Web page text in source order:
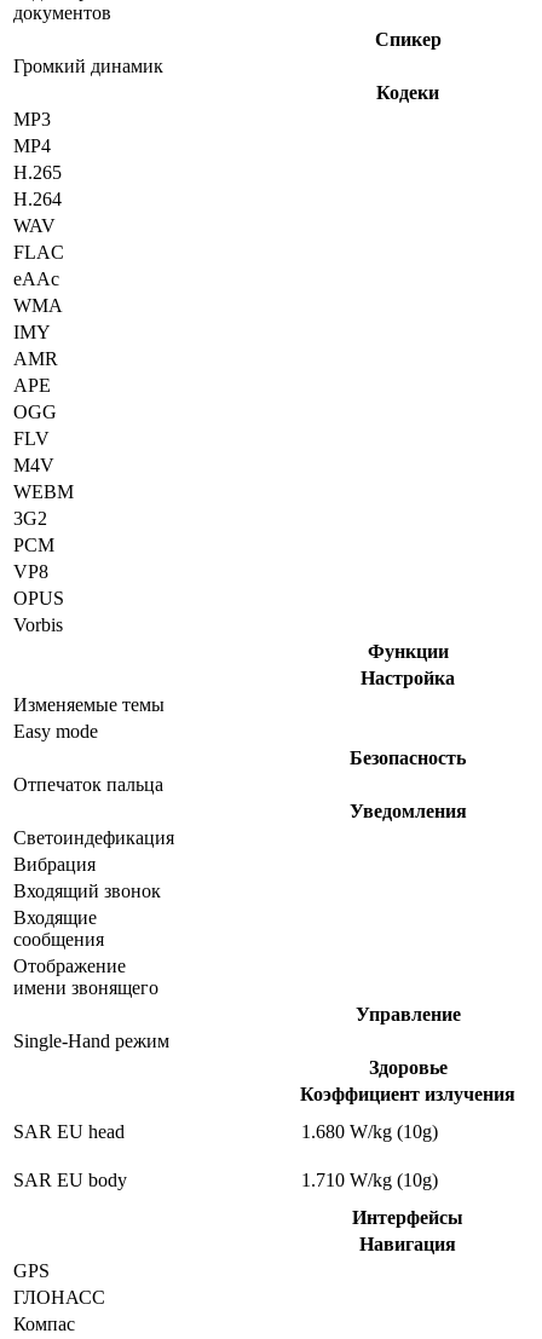
документов
Спикер
Громкий динамик
Кодеки
MP3
MP4
H.265
H.264
WAV
FLAC
eAAc
WMA
IMY
AMR
APE
OGG
FLV
M4V
WEBM
3G2
PCM
VP8
OPUS
Vorbis
Функции
Настройка
Изменяемые темы
Easy mode
Безопасность
Отпечаток пальца
Уведомления
Светоиндефикация
Вибрация
Входящий звонок
Входящие
сообщения
Отображение
имени звонящего
Управление
Single-Hand режим
Здоровье
Коэффициент излучения
SAR EU head
1.680 W/kg (10g)
SAR EU body
1.710 W/kg (10g)
Интерфейсы
Навигация
GPS
ГЛОНАСС
Компас